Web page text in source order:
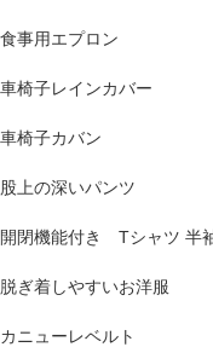
食事用エプロン
車椅子レインカバー
車椅子カバン
股上の深いパンツ
開閉機能付き Tシャツ 半
脱ぎ着しやすいお洋服
カニューレベルト